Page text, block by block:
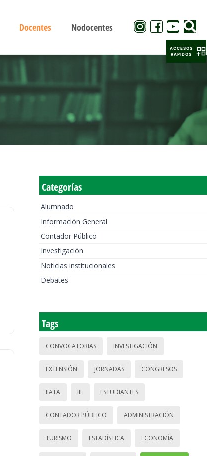
Docentes Nodocentes
Categorías
Alumnado
Información General
Contador Público
Investigación
Noticias institucionales
Debates
Tags
CONVOCATORIAS INVESTIGACIÓN
EXTENSIÓN JORNADAS CONGRESOS
IIATA IIE ESTUDIANTES
CONTADOR PÚBLICO ADMINISTRACIÓN
TURISMO ESTADÍSTICA ECONOMÍA
ACCESOS
RAPIDOS